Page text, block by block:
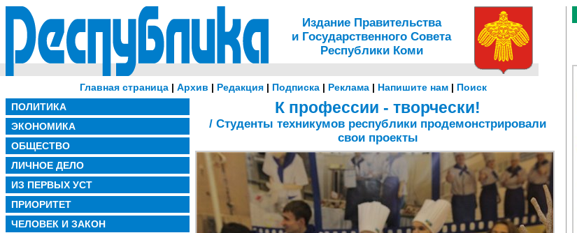
Издание Правительства
и Государственного Совета
Республики Коми
Главная страница| Архив | Редакция| Подписка| Реклама| Напишите нам| Поиск
ПОЛИТИКА
ЭКОНОМИКА
ОБЩЕСТВО
ЛИЧНОЕ ДЕЛО
ИЗ ПЕРВЫХ УСТ
ПРИОРИТЕТ
ЧЕЛОВЕК И ЗАКОН
К профессии - творчески!
/ Студенты техникумов республики продемонстрировали
свои проекты